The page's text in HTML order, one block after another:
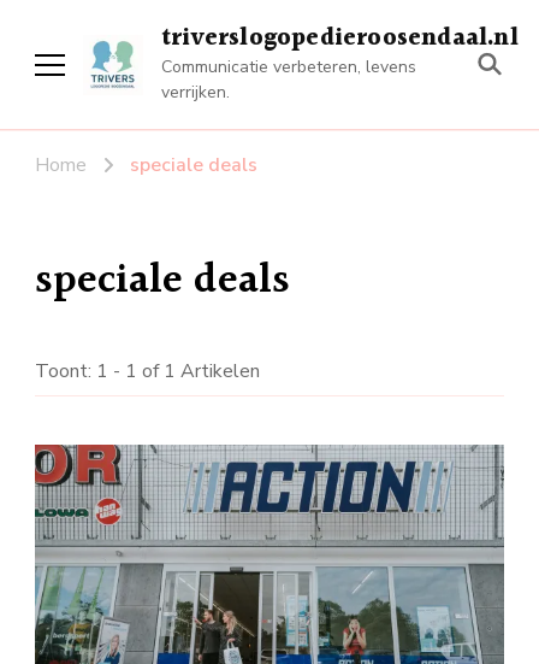
triverslogopedieroosendaal.nl
Communicatie verbeteren, levens
verrijken.
Home speciale deals
speciale deals
Toont: 1 - 1 of 1 Artikelen